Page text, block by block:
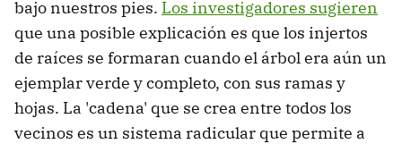
bajo nuestros pies. Los investigadores sugieren
que una posible explicación es que los injertos
de raíces se formaran cuando el árbol era aún un
ejemplar verde y completo, con sus ramas y
hojas. La 'cadena' que se crea entre todos los
vecinos es un sistema radicular que permite a